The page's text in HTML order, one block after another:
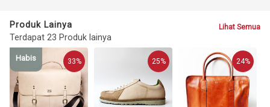
Produk Lainya
Terdapat 23 Produk lainya
Lihat Semua
33%
Habis 25% 24%